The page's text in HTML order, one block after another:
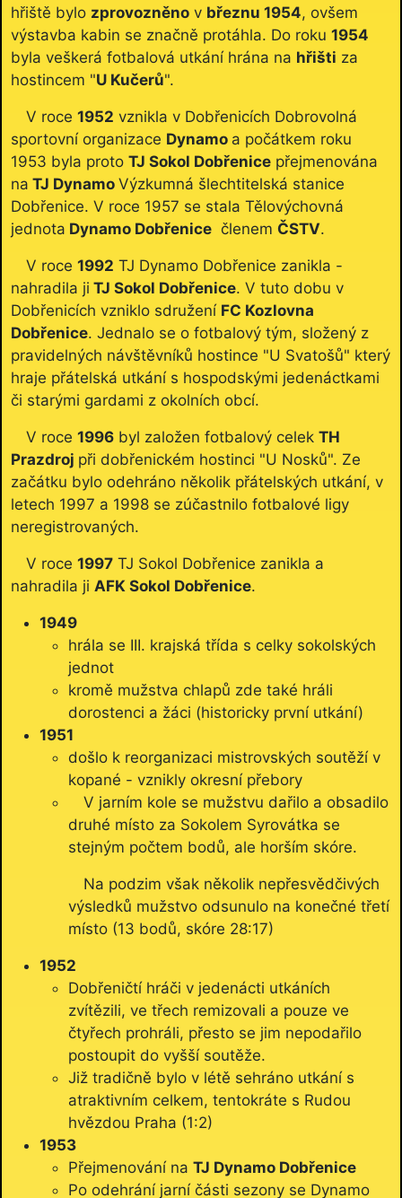
hřiště bylo zprovozněno v březnu 1954, ovšem
výstavba kabin se značně protáhla. Do roku 1954
byla veškerá fotbalová utkání hrána na hřišti za
hostincem "U Kučerů".
V roce 1952 vznikla v Dobřenicích Dobrovolná
sportovní organizace Dynamo a počátkem roku
1953 byla proto TJ Sokol Dobřenice přejmenována
na TJ Dynamo Výzkumná šlechtitelská stanice
Dobřenice. V roce 1957 se stala Tělovýchovná
jednota Dynamo Dobřenice členem ČSTV.
V roce 1992 TJ Dynamo Dobřenice zanikla -
nahradila ji TJ Sokol Dobřenice. V tuto dobu v
Dobřenicích vzniklo sdružení FC Kozlovna
Dobřenice. Jednalo se o fotbalový tým, složený z
pravidelných návštěvníků hostince "U Svatošů" který
hraje přátelská utkání s hospodskými jedenáctkami
či starými gardami z okolních obcí.
V roce 1996 byl založen fotbalový celek TH
Prazdroj při dobřenickém hostinci "U Nosků". Ze
začátku bylo odehráno několik přátelských utkání, v
letech 1997 a 1998 se zúčastnilo fotbalové ligy
neregistrovaných.
V roce 1997 TJ Sokol Dobřenice zanikla a
nahradila ji AFK Sokol Dobřenice.
1949
hrála se III. krajská třída s celky sokolských
jednot
kromě mužstva chlapů zde také hráli
dorostenci a žáci (historicky první utkání)
1951
došlo k reorganizaci mistrovských soutěží v
kopané - vznikly okresní přebory
V jarním kole se mužstvu dařilo a obsadilo
druhé místo za Sokolem Syrovátka se
stejným počtem bodů, ale horším skóre.
Na podzim však několik nepřesvědčivých
výsledků mužstvo odsunulo na konečné třetí
místo (13 bodů, skóre 28:17)
1952
Dobřeničtí hráči v jedenácti utkáních
zvítězili, ve třech remizovali a pouze ve
čtyřech prohráli, přesto se jim nepodařilo
postoupit do vyšší soutěže.
Již tradičně bylo v létě sehráno utkání s
atraktivním celkem, tentokráte s Rudou
hvězdou Praha (1:2)
1953
Přejmenování na TJ Dynamo Dobřenice
Po odehrání jarní části sezony se Dynamo